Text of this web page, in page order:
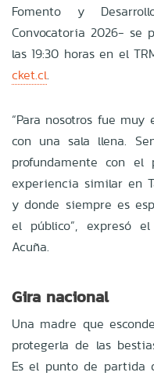
Fomento y
Convocatoria 2026- se
las 19:30 horas en el
cket.cl.
“Para nosotros fue
con una sala llena.
profundamente con
experiencia similar en
y donde siempre es
el público”, expresó
Acuña.
Gira nacional
Una madre que
protegerla de las
Es el punto de partida